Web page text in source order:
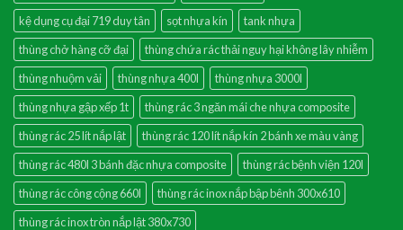
kệ dụng cụ đại 719 duy tân
sọt nhựa kín
tank nhựa
thùng chở hàng cỡ đại
thùng chứa rác thải nguy hại không lây nhiễm
thùng nhuộm vải
thùng nhựa 400l
thùng nhựa 3000l
thùng nhựa gập xếp 1t
thùng rác 3 ngăn mái che nhựa composite
thùng rác 25 lít nắp lật
thùng rác 120 lít nắp kín 2 bánh xe màu vàng
thùng rác 480l 3 bánh đặc nhựa composite
thùng rác bệnh viện 120l
thùng rác công cộng 660l
thùng rác inox nắp bập bênh 300x610
thùng rác inox tròn nắp lật 380x730